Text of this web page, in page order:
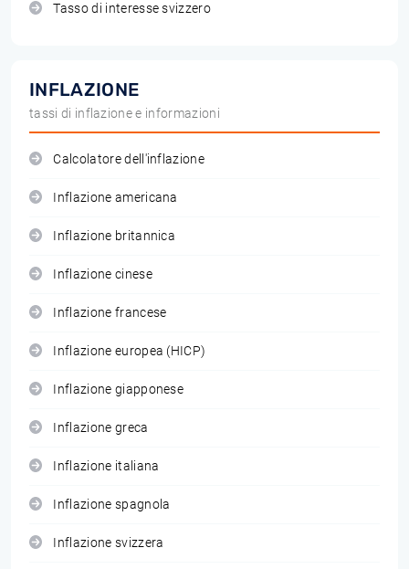
Tasso di interesse svizzero
INFLAZIONE
tassi di inflazione e informazioni
Calcolatore dell'inflazione
Inflazione americana
Inflazione britannica
Inflazione cinese
Inflazione francese
Inflazione europea (HICP)
Inflazione giapponese
Inflazione greca
Inflazione italiana
Inflazione spagnola
Inflazione svizzera